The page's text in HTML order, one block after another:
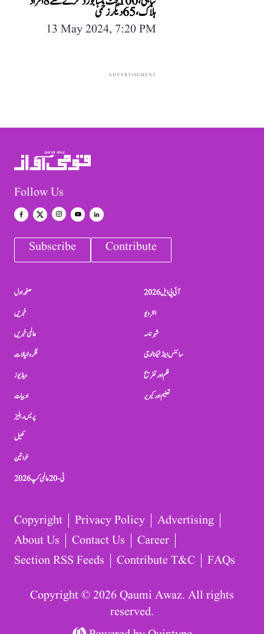
ہلاک، 65 دیگر زخمی
13 May 2024, 7:20 PM
ADVERTISEMENT
Follow Us
Subscribe Contribute
صفحہ اول
خبریں
عالمی خبریں
فکر و خیالات
ویڈیوز
ادبیات
پریس ریلیز
کھیل
خواتین
ٹی-20 عالمی کپ 2026
آئی پی ایل 2026
انٹرویو
شہرنامہ
سائنس اینڈ ٹیکنالوجی
فلم اور تفریح
تعلیم اور کیریر
Copyright Privacy Policy
Advertising
About Us
Contact Us
Career
Section RSS Feeds
Contribute T&C FAQs
Copyright © 2026 Qaumi Awaz. All rights
reserved.